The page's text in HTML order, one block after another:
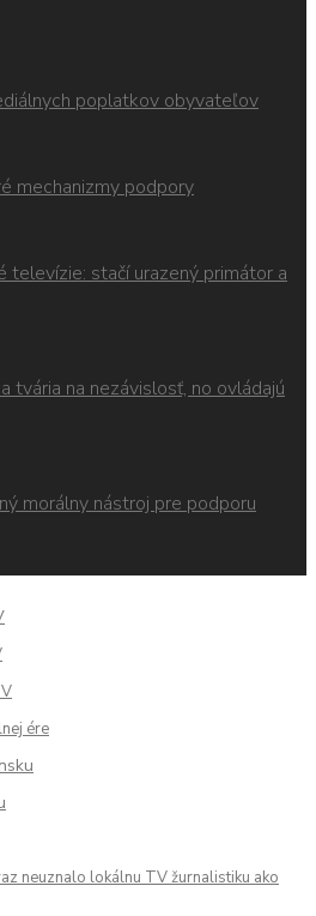
poplatkov obyvateľov
mechanizmy podpory
televízie: stačí urazený primátor a
tvária na nezávislosť, no ovládajú
morálny nástroj pre podporu
ére
neuznalo lokálnu TV žurnalistiku ako